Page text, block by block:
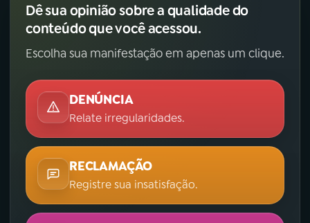
Dê sua opinião sobre a qualidade do
conteúdo que você acessou.
Escolha sua manifestação em apenas um clique.
DENÚNCIA
Relate irregularidades.
RECLAMAÇÃO
Registre sua insatisfação.